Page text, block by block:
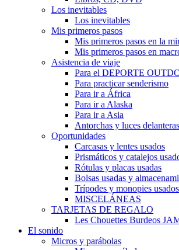
Los inevitables
Los inevitables
Mis primeros pasos
Mis primeros pasos en la
Mis primeros pasos en
Asistencia de viaje
Para el DEPORTE
Para practicar senderismo
Para ir a África
Para ir a Alaska
Para ir a Asia
Antorchas y luces delanteras
Oportunidades
Carcasas y lentes usados
Prismáticos y catalejos
Rótulas y placas usadas
Bolsas usadas y
Trípodes y monopies usados
MISCELÁNEAS
TARJETAS DE REGALO
Les Chouettes Burdeos
El sonido
Micros y parábolas